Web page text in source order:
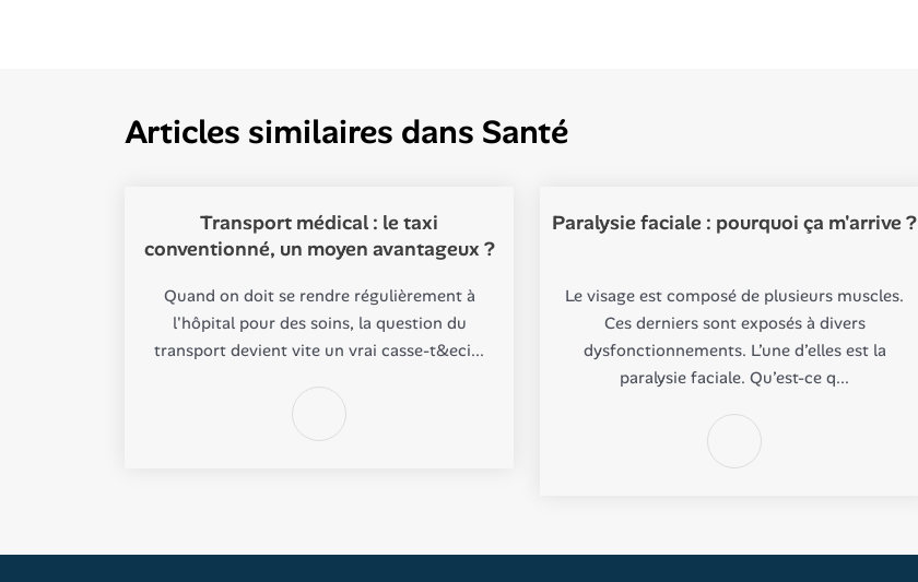
Articles similaires dans Santé
Transport médical : le taxi
conventionné, un moyen avantageux ?
Quand on doit se rendre régulièrement à
l'hôpital pour des soins, la question du
transport devient vite un vrai casse-t&eci...
Paralysie faciale : pourquoi ça m'arrive ?
Le visage est composé de plusieurs muscles.
Ces derniers sont exposés à divers
dysfonctionnements. L’une d’elles est la
paralysie faciale. Qu’est-ce q...